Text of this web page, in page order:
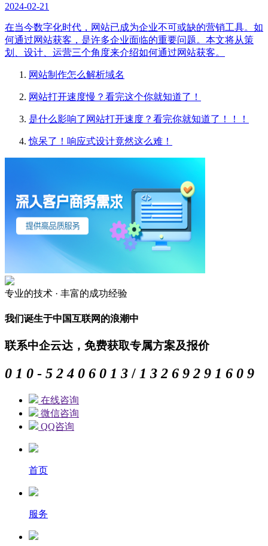
2024-02-21
在当今数字化时代，网站已成为企业不可或缺的营销工具。如
何通过网站获客，是许多企业面临的重要问题。本文将从策
划、设计、运营三个角度来介绍如何通过网站获客。
网站制作怎么解析域名
网站打开速度慢？看完这个你就知道了！
是什么影响了网站打开速度？看完你就知道了！！！
惊呆了！响应式设计竟然这么难！
专业的技术 · 丰富的成功经验
我们诞生于中国互联网的浪潮中
联系中企云达，免费获取专属方案及报价
0 1 0 - 5 2 4 0 6 0 1 3 / 1 3 2 6 9 2 9 1 6 0 9
在线咨询
微信咨询
QQ咨询
首页
服务